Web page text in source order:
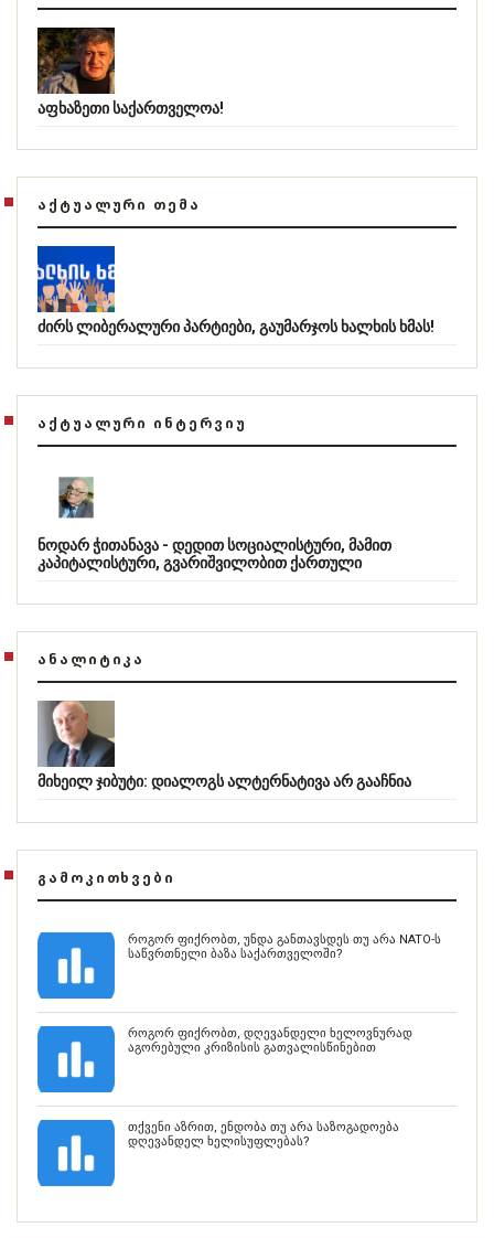
აფხაზეთი საქართველოა!
ᲐᲥᲢᲣᲐᲚᲣᲠᲘ ᲗᲔᲛᲐ
ძირს ლიბერალური პარტიები, გაუმარჯოს ხალხის ხმას!
ᲐᲥᲢᲣᲐᲚᲣᲠᲘ ᲘᲜᲢᲔᲠᲕᲘᲣ
ნოდარ ჭითანავა - დედით სოციალისტური, მამით
კაპიტალისტური, გვარიშვილობით ქართული
ᲐᲜᲐᲚᲘᲢᲘᲙᲐ
მიხეილ ჯიბუტი: დიალოგს ალტერნატივა არ გააჩნია
ᲒᲐᲛᲝᲙᲘᲗᲮᲕᲔᲑᲘ
როგორ ფიქრობთ, უნდა განთავსდეს თუ არა NATO-ს
საწვრთნელი ბაზა საქართველოში?
როგორ ფიქრობთ, დღევანდელი ხელოვნურად
აგორებული კრიზისის გათვალისწინებით
თქვენი აზრით, ენდობა თუ არა საზოგადოება
დღევანდელ ხელისუფლებას?